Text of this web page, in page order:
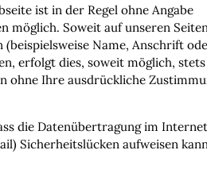
ist in der Regel ohne Angabe
möglich. Soweit auf unseren
(beispielsweise Name, Anschrift
erfolgt dies, soweit möglich,
ohne Ihre ausdrückliche
die Datenübertragung im
Sicherheitslücken aufweisen